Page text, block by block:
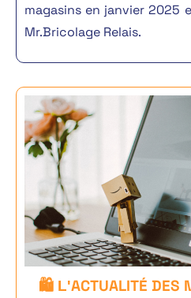
magasins en janvier 2025
Mr.Bricolage Relais.
🛍️ L'ACTUALITÉ DES